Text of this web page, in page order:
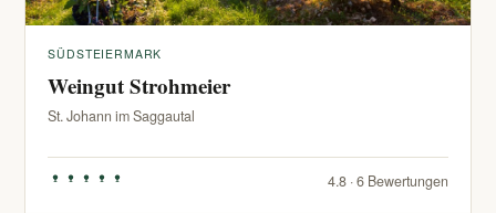
SÜDSTEIERMARK
Weingut Strohmeier
St. Johann im Saggautal
4.8 · 6 Bewertungen